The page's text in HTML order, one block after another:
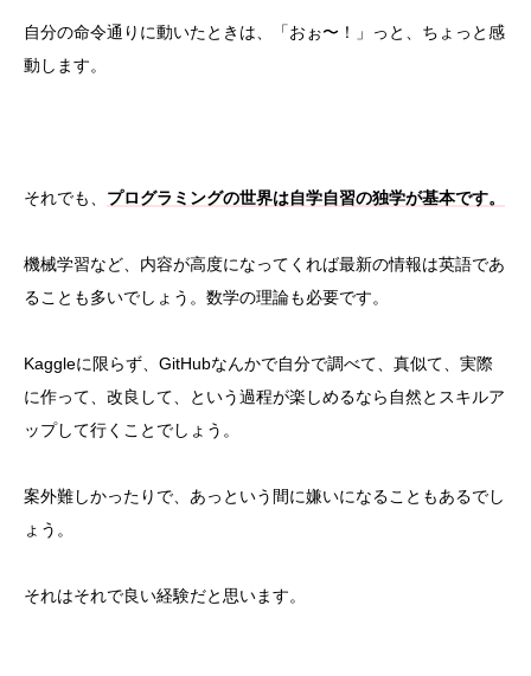
自分の命令通りに動いたときは、「おぉ〜！」っと、ちょっと感
動します。
それでも、 プログラミングの世界は自学自習の独学が基本です。
機械学習など、内容が高度になってくれば最新の情報は英語であ
ることも多いでしょう。数学の理論も必要です。
Kaggleに限らず、GitHubなんかで自分で調べて、真似て、実際
に作って、改良して、という過程が楽しめるなら自然とスキルア
ップして行くことでしょう。
案外難しかったりで、あっという間に嫌いになることもあるでし
ょう。
それはそれで良い経験だと思います。